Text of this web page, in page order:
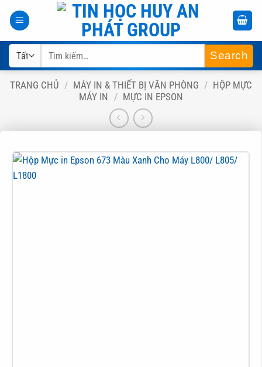
qua
dung
Tìm
TRANG CHỦ / MÁY IN & THIẾT BỊ VĂN PHÒNG / HỘP MỰC
MÁY IN / MỰC IN EPSON